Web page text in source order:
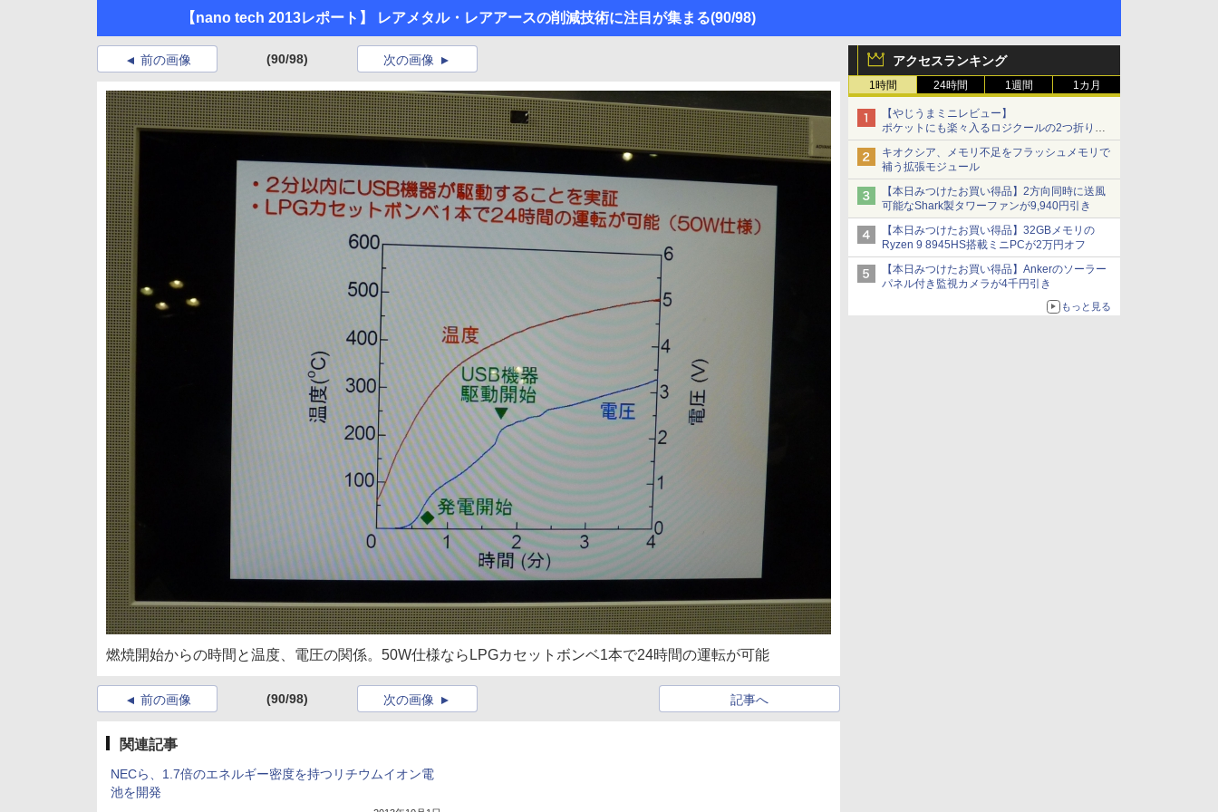
【nano tech 2013レポート】 レアメタル・レアアースの削減技術に注目が集まる(90/98)
アクセスランキング
1時間 24時間 1週間 1カ月
【やじうまミニレビュー】
ポケットにも楽々入るロジクールの2つ折りマ
ウス「Mobi Fold」。その気になるギミックと
は？
キオクシア、メモリ不足をフラッシュメモリで
補う拡張モジュール
【本日みつけたお買い得品】2方向同時に送風
可能なShark製タワーファンが9,940円引き
【本日みつけたお買い得品】32GBメモリの
Ryzen 9 8945HS搭載ミニPCが2万円オフ
【本日みつけたお買い得品】Ankerのソーラー
パネル付き監視カメラが4千円引き
もっと見る
前の画像 (90/98) 次の画像
燃焼開始からの時間と温度、電圧の関係。50W仕様ならLPGカセットボンベ1本で24時間の運転が可能
前の画像 (90/98) 記事へ
次の画像
関連記事
NECら、1.7倍のエネルギー密度を持つリチウムイオン電
池を開発